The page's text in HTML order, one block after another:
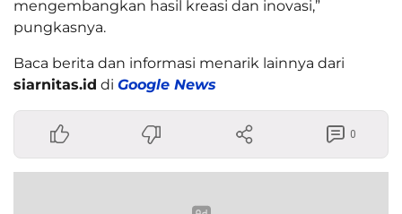
mengembangkan hasil kreasi dan inovasi,”
pungkasnya.
Baca berita dan informasi menarik lainnya dari
siarnitas.id di Google News
0